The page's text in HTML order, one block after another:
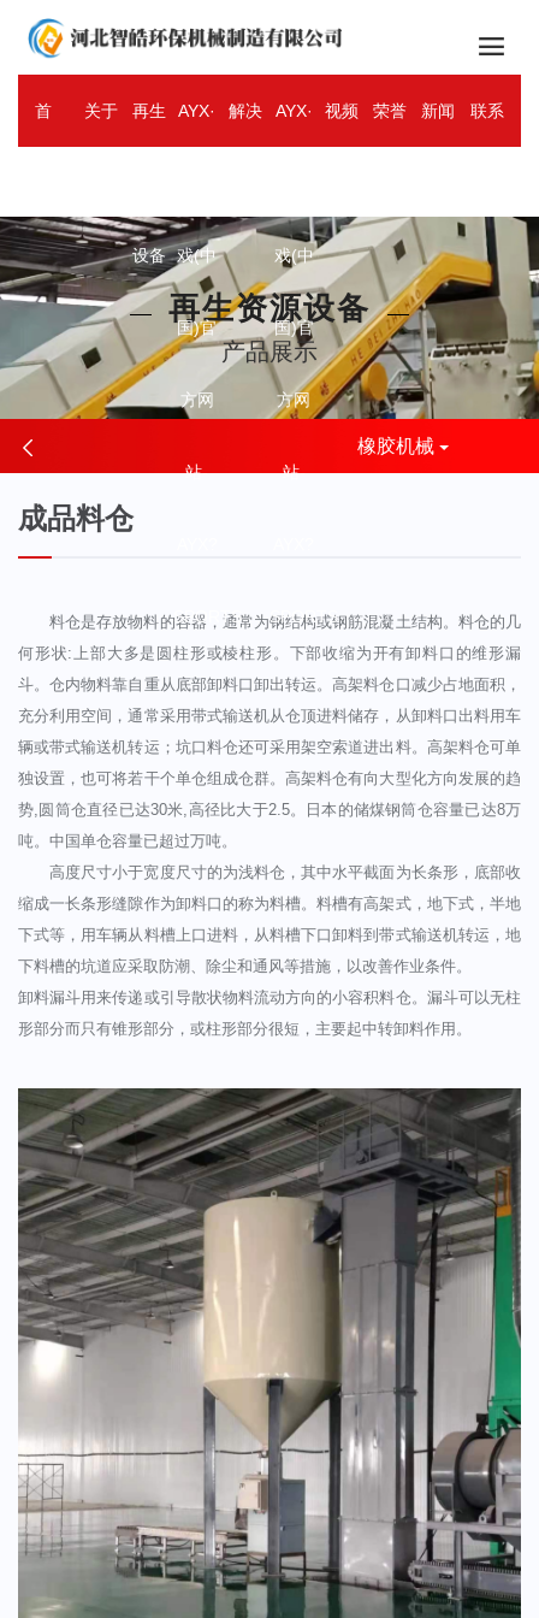

首 关于 再生
设备
AYX·
戏(中
国)官
方网
站-
SPORTS
解决 AYX·
戏(中
国)官
方网
站-
SPORTS
视频 荣誉 新闻 联系
再生资源设备
产品展示
橡胶机械
成品料仓
料仓是存放物料的容器，通常为钢结构或钢筋混凝土结构。料仓的几
何形状:上部大多是圆柱形或棱柱形。下部收缩为开有卸料口的维形漏
斗。仓内物料靠自重从底部卸料口卸出转运。高架料仓口减少占地面积，
充分利用空间，通常采用带式输送机从仓顶进料储存，从卸料口出料用车
辆或带式输送机转运；坑口料仓还可采用架空索道进出料。高架料仓可单
独设置，也可将若干个单仓组成仓群。高架料仓有向大型化方向发展的趋
势,圆筒仓直径已达30米,高径比大于2.5。日本的储煤钢筒仓容量已达8万
吨。中国单仓容量已超过万吨。
高度尺寸小于宽度尺寸的为浅料仓，其中水平截面为长条形，底部收
缩成一长条形缝隙作为卸料口的称为料槽。料槽有高架式，地下式，半地
下式等，用车辆从料槽上口进料，从料槽下口卸料到带式输送机转运，地
下料槽的坑道应采取防潮、除尘和通风等措施，以改善作业条件。
卸料漏斗用来传递或引导散状物料流动方向的小容积料仓。漏斗可以无柱
形部分而只有锥形部分，或柱形部分很短，主要起中转卸料作用。